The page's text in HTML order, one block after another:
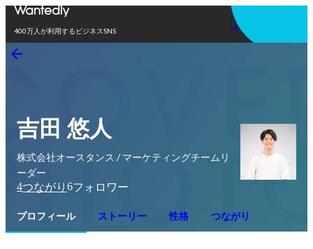
400万人が利用するビジネスSNS
アプリを使う
吉田 悠人
株式会社オースタンス / マーケティングチームリ
ーダー
4つながり 6フォロワー
プロフィール ストーリー 性格 つながり